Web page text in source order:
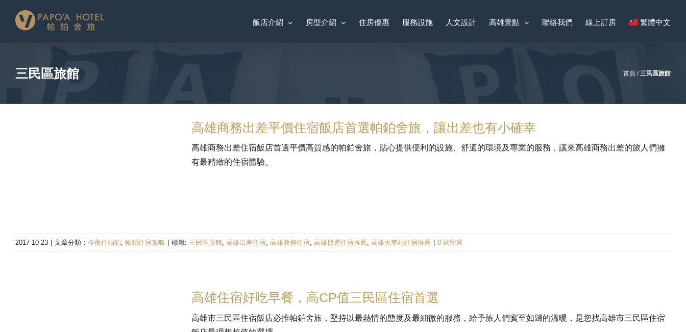
飯店介紹 房型介紹 住房優惠 服務設施 人文設計 高雄景點 聯絡我們 線上訂房 繁體中文
三民區旅館 首頁 / 三民區旅館
高雄商務出差平價住宿飯店首選帕鉑舍旅，讓出差也有小確幸
高雄商務出差住宿飯店首選平價高質感的帕鉑舍旅，貼心提供便利的設施、舒適的環境及專業的服務，讓來高雄商務出差的旅人們擁
有最精緻的住宿體驗。
2017-10-23 | 文章分類： 今夜住帕鉑 帕鉑住宿攻略 | 標籤: 三民區旅館 高雄出差住宿 高雄商務住宿 高雄捷運住宿推薦 高雄火車站住宿推薦 | 0 則留言
高雄住宿好吃早餐，高CP值三民區住宿首選
高雄市三民區住宿飯店必推帕鉑舍旅，堅持以最熱情的態度及最細微的服務，給予旅人們賓至如歸的溫暖，是您找高雄市三民區住宿